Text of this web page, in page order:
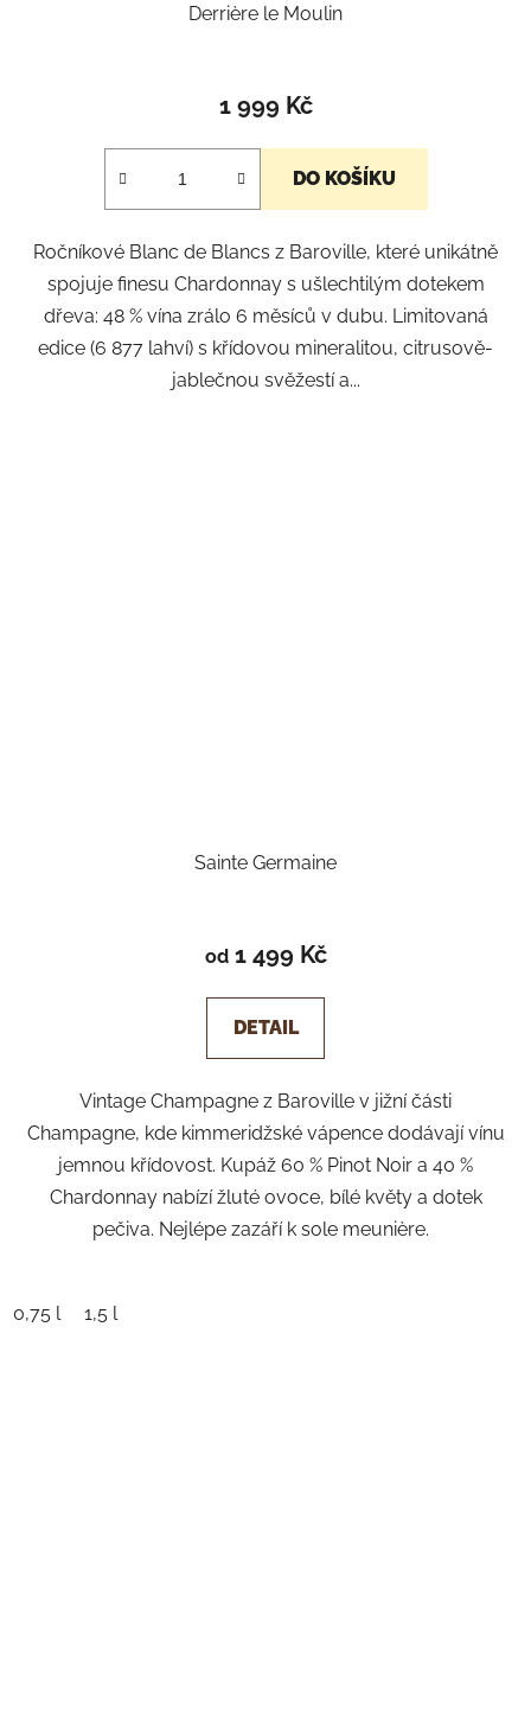
Derrière le Moulin
1 999 Kč
DO KOŠÍKU
Ročníkové Blanc de Blancs z Baroville, které unikátně
spojuje finesu Chardonnay s ušlechtilým dotekem
dřeva: 48 % vína zrálo 6 měsíců v dubu. Limitovaná
edice (6 877 lahví) s křídovou mineralitou, citrusově-
jablečnou svěžestí a...
Sainte Germaine
hodnocení
produktu
je
5,0
5
hvězdiček.
od1 499 Kč
DETAIL
Vintage Champagne z Baroville v jižní části
Champagne, kde kimmeridžské vápence dodávají vínu
jemnou křídovost. Kupáž 60 % Pinot Noir a 40 %
Chardonnay nabízí žluté ovoce, bílé květy a dotek
pečiva. Nejlépe zazáří k sole meunière.
0,75 l 1,5 l